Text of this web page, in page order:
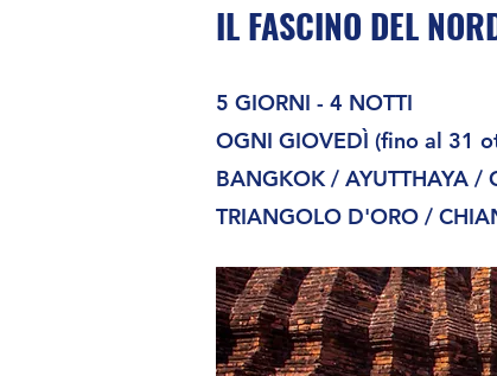
IL FASCINO DEL
5 GIORNI - 4 NOTTI
OGNI GIOVEDÌ (fino al 31
BANGKOK / AYUTTHAYA /
TRIANGOLO D'ORO /